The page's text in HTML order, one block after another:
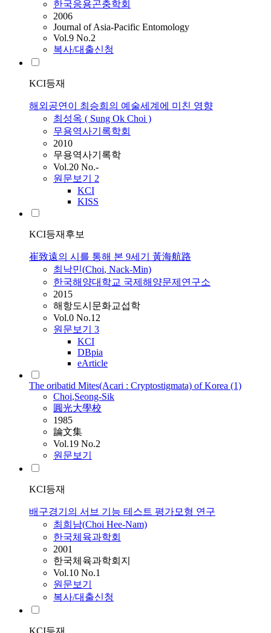
한국응용곤충학회
2006
Journal of Asia-Pacific Entomology
Vol.9 No.2
복사/대출신청
KCI등재
해외공연이 최승희의 예술세계에 미친 영향
최성옥 ( Sung Ok Choi )
무용역사기록학회
2010
무용역사기록학
Vol.20 No.-
원문보기 2
KCI
KISS
KCI등재후보
崔致遠의 시를 통해 본 9세기 黃海航路
최낙민(Choi, Nack-Min)
한국해양대학교 국제해양문제연구소
2015
해항도시문화교섭학
Vol.0 No.12
원문보기 3
KCI
DBpia
eArticle
The oribatid Mites(Acari : Cryptostigmata) of Korea (1)
Choi,Seong-Sik
圓光大學校
1985
論文集
Vol.19 No.2
원문보기
KCI등재
배구경기의 서브 기능 테스트 평가모형 연구
최희남(Choi Hee-Nam)
한국체육과학회
2001
한국체육과학회지
Vol.10 No.1
원문보기
복사/대출신청